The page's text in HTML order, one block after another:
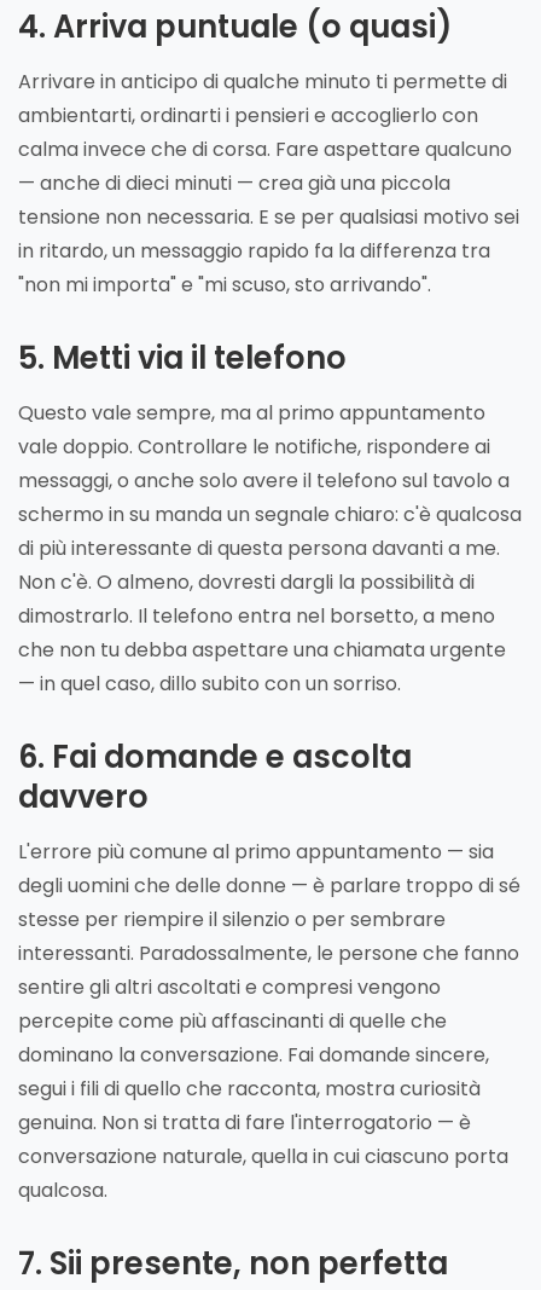
4. Arriva puntuale (o quasi)
Arrivare in anticipo di qualche minuto ti permette di
ambientarti, ordinarti i pensieri e accoglierlo con
calma invece che di corsa. Fare aspettare qualcuno
— anche di dieci minuti — crea già una piccola
tensione non necessaria. E se per qualsiasi motivo sei
in ritardo, un messaggio rapido fa la differenza tra
"non mi importa" e "mi scuso, sto arrivando".
5. Metti via il telefono
Questo vale sempre, ma al primo appuntamento
vale doppio. Controllare le notifiche, rispondere ai
messaggi, o anche solo avere il telefono sul tavolo a
schermo in su manda un segnale chiaro: c'è qualcosa
di più interessante di questa persona davanti a me.
Non c'è. O almeno, dovresti dargli la possibilità di
dimostrarlo. Il telefono entra nel borsetto, a meno
che non tu debba aspettare una chiamata urgente
— in quel caso, dillo subito con un sorriso.
6. Fai domande e ascolta
davvero
L'errore più comune al primo appuntamento — sia
degli uomini che delle donne — è parlare troppo di sé
stesse per riempire il silenzio o per sembrare
interessanti. Paradossalmente, le persone che fanno
sentire gli altri ascoltati e compresi vengono
percepite come più affascinanti di quelle che
dominano la conversazione. Fai domande sincere,
segui i fili di quello che racconta, mostra curiosità
genuina. Non si tratta di fare l'interrogatorio — è
conversazione naturale, quella in cui ciascuno porta
qualcosa.
7. Sii presente, non perfetta